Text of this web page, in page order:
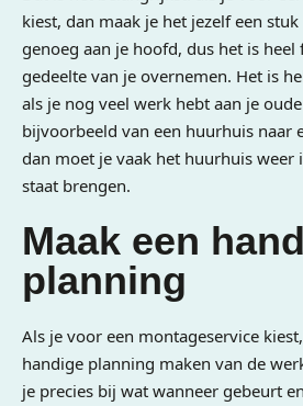
kiest, dan maak je het jezelf een
genoeg aan je hoofd, dus het is
gedeelte van je overnemen. Het is
als je nog veel werk hebt aan je
bijvoorbeeld van een huurhuis naar
dan moet je vaak het huurhuis
staat brengen.
Maak een
planning
Als je voor een montageservice
handige planning maken van de
je precies bij wat wanneer gebeurt